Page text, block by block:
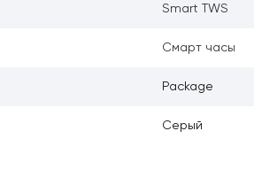
Smart TWS
Смарт часы
Package
Серый